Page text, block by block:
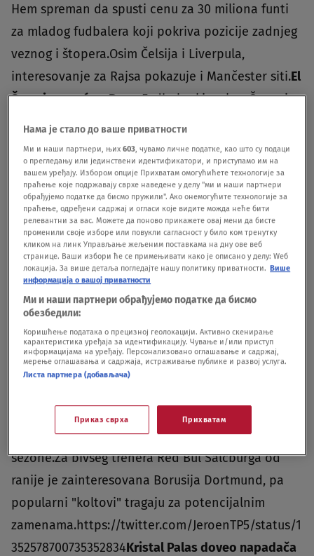
Hem spreman da spusti cenu za 30 miliona funti
za mladog fudbalera koji pokriva pozicije zadnjeg
veznog i štopera.Osim Čelsija i Liverpula,
interesovanje za Rajsa pokazuje i Mančester siti.El
Šaravi se vraća u RomuFudbaler kineskog Šangaj
Šenhue Stefan El Šaravi obaviće u subotu lekarske
preglede uoči transfera u Romu.On je u julu 2019.
godine otišao iz Rome, a u ugovoru ima klauzulu
koja mu omogućava da napusti kineski klub pre
isteka ugovora u junu 2022. godine.El Šaravi je
odigrao 139 utakmica za Romu i postigao 40
golova, a tokom karijere igrao je za Đenovu i
Milan.Trener Ajaksa na meti
MenhengladbahaNemački mediji prenose da je
Borusija Menhengladbah stupila u kontakt sa
trenerom Ajaksa Erikom ten Hagom i da je
sportski direktor kluba Maks Eberl u to ime
Menhengladbaha, Marko Roze, nedavno je odbio
da da garanciju da će biti u klubu i naredne
sezone.Za bivšeg trenera Red Bul Salcburga od
ranije je zainteresovana Borusija Dortmund, pa
popularni "koltovi" tragaju za potencijalnim
zamenama.https://twitter.com/JeroenTP5/status/1
352578700735352834Kristal Palas doveo napadača
Нама је стало до ваше приватности
Ми и наши партнери, њих603, чувамо личне податке, као што су подаци
о прегледању или јединствени идентификатори, и приступамо им на
вашем уређају. Избором опције Прихватам омогућићете технологије за
праћење које подржавају сврхе наведене у делу "ми и наши партнери
обрађујемо податке да бисмо пружили". Ако онемогућите технологије за
праћење, одређени садржај и огласи које видите можда неће бити
релевантни за вас. Можете да поново прикажете овај мени да бисте
променили своје изборе или повукли сагласност у било ком тренутку
кликом на линк Управљање жељеним поставкама на дну ове веб
странице. Ваши избори ће се примењивати како је описано у делу: Wеб
локација. За више детаља погледајте нашу политику приватности. Више
информација о вашој приватности
Ми и наши партнери обрађујемо податке да бисмо
обезбедили:
Коришћење података о прецизној геолокацији. Активно скенирање
карактеристика уређаја за идентификацију. Чување и/или приступ
информацијама на уређају. Персонализовано оглашавање и садржај,
мерење оглашавања и садржаја, истраживање публике и развој услуга.
Листа партнера (добављача)
Приказ сврха Прихватам